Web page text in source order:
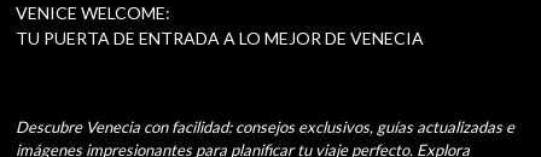
VENICE WELCOME:
TU PUERTA DE ENTRADA A LO MEJOR DE VENECIA
Descubre Venecia con facilidad: consejos exclusivos, guías actualizadas e
imágenes impresionantes para planificar tu viaje perfecto. Explora